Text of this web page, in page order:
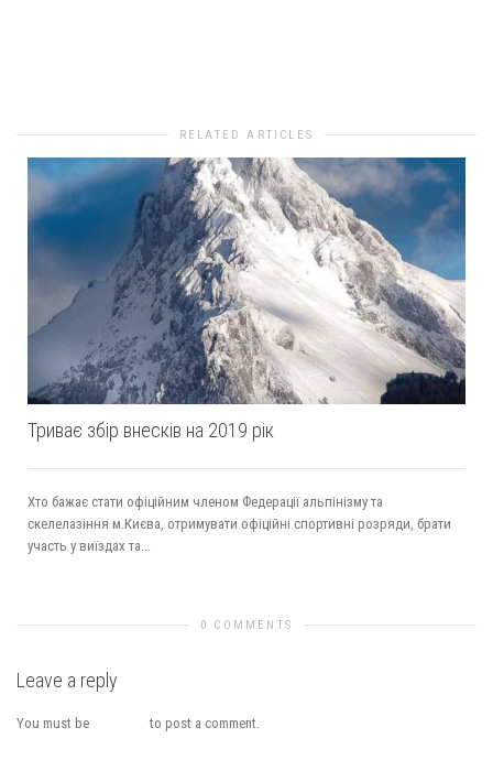
RELATED ARTICLES
Триває збір внесків на 2019 рік
Хто бажає стати офіційним членом Федерації альпінізму та
скелелазіння м.Києва, отримувати офіційні спортивні розряди, брати
участь у виїздах та...
0 COMMENTS
Leave a reply
You must be to post a comment.